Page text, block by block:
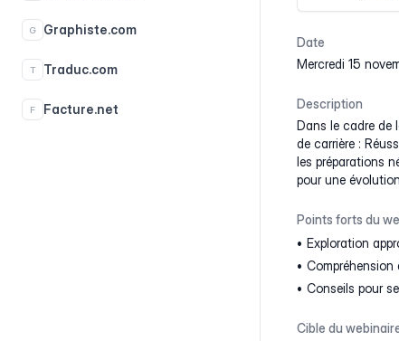
G Graphiste.com
T Traduc.com
F Facture.net
Date
mercredi 15
Description
Dans le cadre de
de carrière :
les préparations
pour une
Points forts du
Exploration
Compréhension
Conseils pour
Cible du